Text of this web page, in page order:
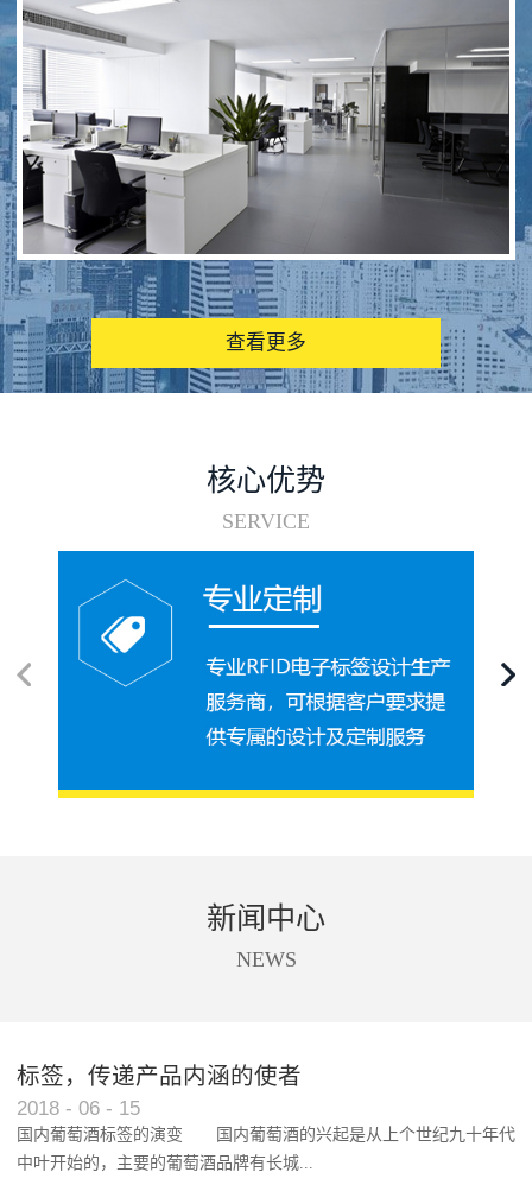
图书馆RFID电子标签管理系统
查看更多
核心优势
SERVICE
新闻中心
NEWS
标签，传递产品内涵的使者
2018 - 06 - 15
国内葡萄酒标签的演变 国内葡萄酒的兴起是从上个世纪九十年代
中叶开始的，主要的葡萄酒品牌有长城...